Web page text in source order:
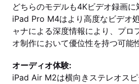
どちらのモデルも4Kビデオ録画に
iPad Pro M4はより高度なビデオ
ャナによる深度情報により、プロ
オ制作において優位性を持つ可能
オーディオ体験:
iPad Air M2は横向きステレオス